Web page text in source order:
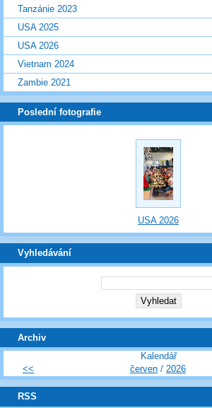
Tanzánie 2023
USA 2025
USA 2026
Vietnam 2024
Zambie 2021
Poslední fotografie
USA 2026
Vyhledávání
Archiv
Kalendář
<<
červen / 2026
RSS